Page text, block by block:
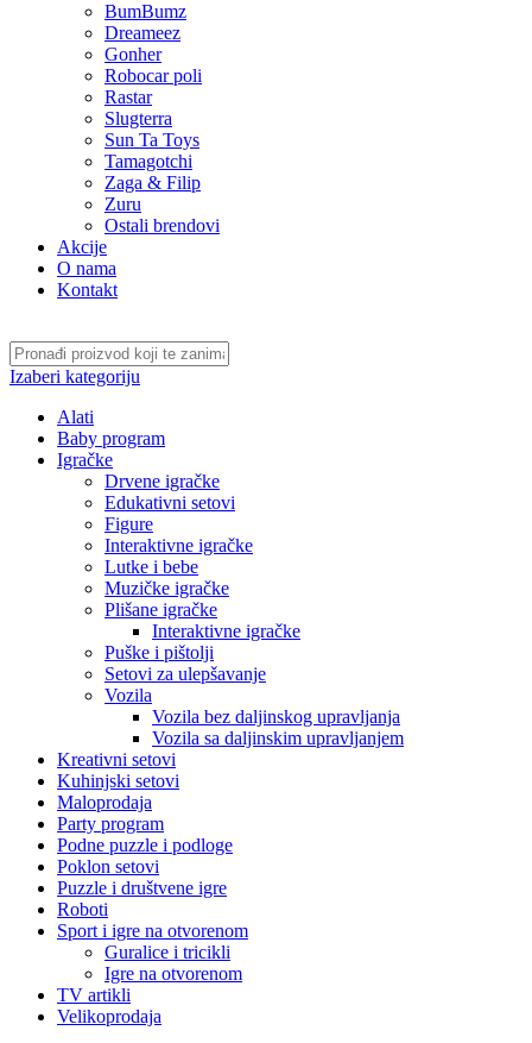
BumBumz
Dreameez
Gonher
Robocar poli
Rastar
Slugterra
Sun Ta Toys
Tamagotchi
Zaga & Filip
Zuru
Ostali brendovi
Akcije
O nama
Kontakt
Izaberi kategoriju
Alati
Baby program
Igračke
Drvene igračke
Edukativni setovi
Figure
Interaktivne igračke
Lutke i bebe
Muzičke igračke
Plišane igračke
Interaktivne igračke
Puške i pištolji
Setovi za ulepšavanje
Vozila
Vozila bez daljinskog upravljanja
Vozila sa daljinskim upravljanjem
Kreativni setovi
Kuhinjski setovi
Maloprodaja
Party program
Podne puzzle i podloge
Poklon setovi
Puzzle i društvene igre
Roboti
Sport i igre na otvorenom
Guralice i tricikli
Igre na otvorenom
TV artikli
Velikoprodaja